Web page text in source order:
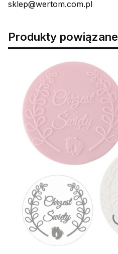
sklep@wertom.com.pl
Produkty powiązane